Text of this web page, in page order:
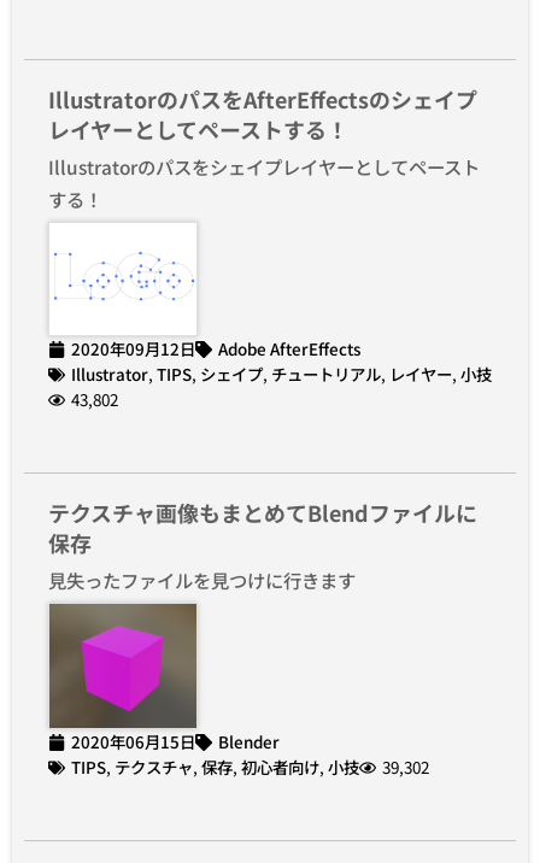
IllustratorのパスをAfterEffectsのシェイプ
レイヤーとしてペーストする！
Illustratorのパスをシェイプレイヤーとしてペースト
する！
2020年09月12日
Adobe AfterEffects
Illustrator, TIPS, シェイプ, チュートリアル, レイヤー, 小技
43,802
テクスチャ画像もまとめてBlendファイルに
保存
見失ったファイルを見つけに行きます
2020年06月15日
Blender
TIPS, テクスチャ, 保存, 初心者向け, 小技 39,302